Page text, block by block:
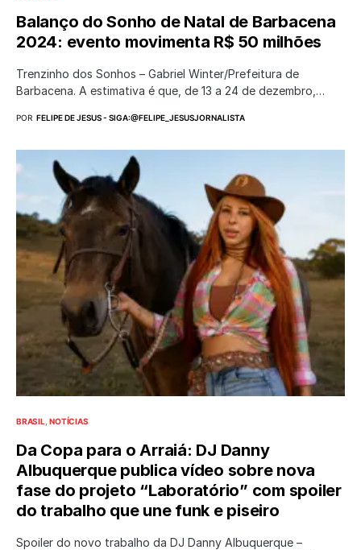
Balanço do Sonho de Natal de Barbacena
2024: evento movimenta R$ 50 milhões
Trenzinho dos Sonhos – Gabriel Winter/Prefeitura de
Barbacena. A estimativa é que, de 13 a 24 de dezembro,…
POR FELIPE DE JESUS - SIGA:@FELIPE_JESUSJORNALISTA
BRASIL NOTÍCIAS
Da Copa para o Arraiá: DJ Danny
Albuquerque publica vídeo sobre nova
fase do projeto “Laboratório” com spoiler
do trabalho que une funk e piseiro
Spoiler do novo trabalho da DJ Danny Albuquerque –